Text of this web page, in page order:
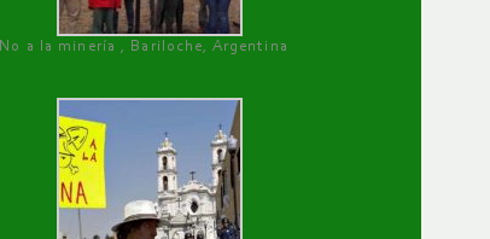
No a la minería , Bariloche, Argentina